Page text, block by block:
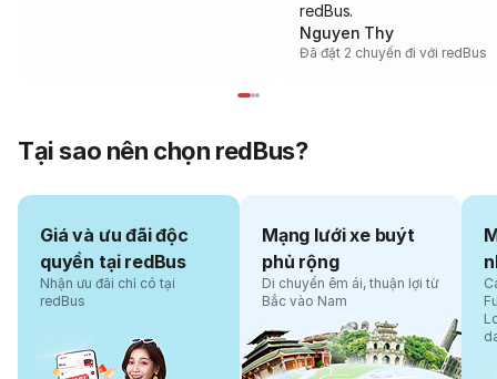
redBus.
Nguyen Thy
Đã đặt 2 chuyến đi với redBus
Tại sao nên chọn redBus?
Giá và ưu đãi độc
quyền tại redBus
Nhận ưu đãi chỉ có tại
redBus
Mạng lưới xe buýt
phủ rộng
Di chuyển êm ái, thuận lợi từ
Bắc vào Nam